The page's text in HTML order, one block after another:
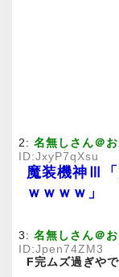
2: 名無しさん＠
ID:JxyP7qXsu
魔装機神Ⅲ「
ｗｗｗｗ」
3: 名無しさん＠
ID:Jpen74ZM3
F完ムズ過ぎや